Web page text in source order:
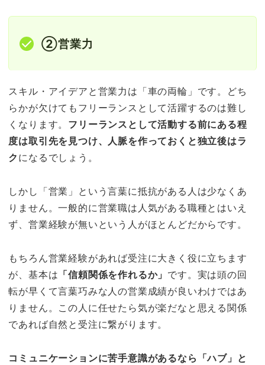
②営業力
スキル・アイデアと営業力は「車の両輪」です。どち
らかが欠けてもフリーランスとして活躍するのは難し
くなります。 フリーランスとして活動する前にある程
度は取引先を見つけ、人脈を作っておくと独立後はラ
クになるでしょう。
しかし「営業」という言葉に抵抗がある人は少なくあ
りません。一般的に営業職は人気がある職種とはいえ
ず、営業経験が無いという人がほとんどだからです。
もちろん営業経験があれば受注に大きく役に立ちます
が、基本は 「信頼関係を作れるか」 です。実は頭の回
転が早くて言葉巧みな人の営業成績が良いわけではあ
りません。この人に任せたら気が楽だなと思える関係
であれば自然と受注に繋がります。
コミュニケーションに苦手意識があるなら「ハブ」と